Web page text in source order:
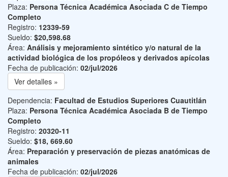
Plaza: Persona Técnica Académica Asociada C de Tiempo
Completo
Registro: 12339-59
Sueldo: $20,598.68
Área: Análisis y mejoramiento sintético y/o natural de la
actividad biológica de los propóleos y derivados apícolas
Fecha de publicación: 02/jul/2026
Ver detalles »
Dependencia: Facultad de Estudios Superiores Cuautitlán
Plaza: Persona Técnica Académica Asociada B de Tiempo
Completo
Registro: 20320-11
Sueldo: $18, 669.60
Área: Preparación y preservación de piezas anatómicas de
animales
Fecha de publicación: 02/jul/2026